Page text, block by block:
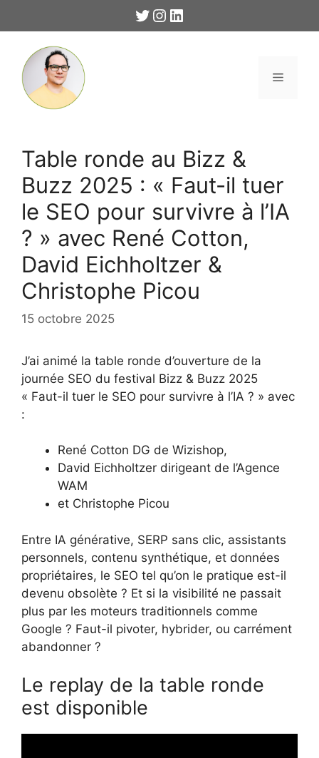
contenu
Twitter
Instagram
LinkedIn
Menu
Table ronde au Bizz &
Buzz 2025 : « Faut-il tuer
le SEO pour survivre à l’IA
? » avec René Cotton,
David Eichholtzer &
Christophe Picou
15 octobre 2025
J’ai animé la table ronde d’ouverture de la
journée SEO du festival Bizz & Buzz 2025
« Faut-il tuer le SEO pour survivre à l’IA ? » avec
:
René Cotton DG de Wizishop,
David Eichholtzer dirigeant de l’Agence
WAM
et Christophe Picou
Entre IA générative, SERP sans clic, assistants
personnels, contenu synthétique, et données
propriétaires, le SEO tel qu’on le pratique est-il
devenu obsolète ? Et si la visibilité ne passait
plus par les moteurs traditionnels comme
Google ? Faut-il pivoter, hybrider, ou carrément
abandonner ?
Le replay de la table ronde
est disponible